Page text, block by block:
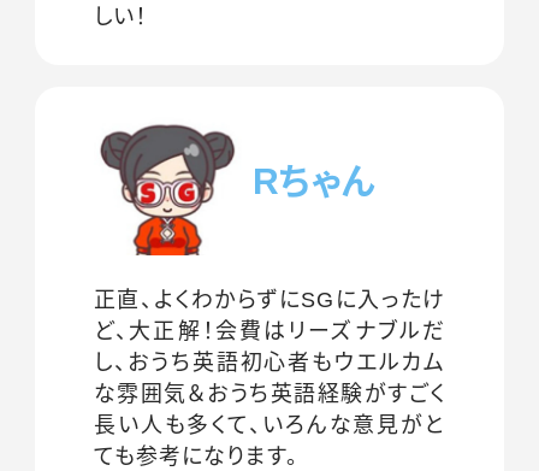
しい！
Rちゃん
正直、よくわからずにSGに入ったけ
ど、大正解！会費はリーズナブルだ
し、おうち英語初心者もウエルカム
な雰囲気＆おうち英語経験がすごく
長い人も多くて、いろんな意見がと
ても参考になります。